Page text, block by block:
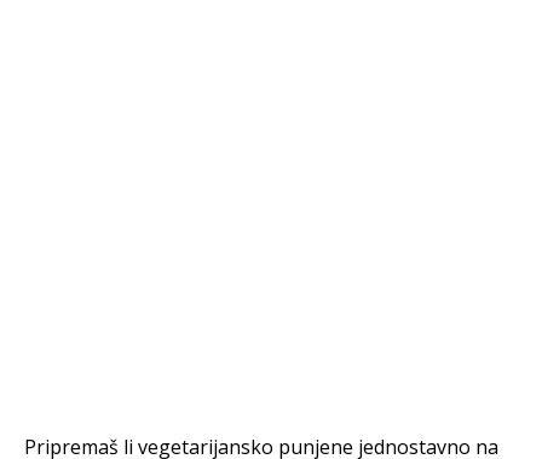
Pripremaš li vegetarijansko punjene jednostavno na